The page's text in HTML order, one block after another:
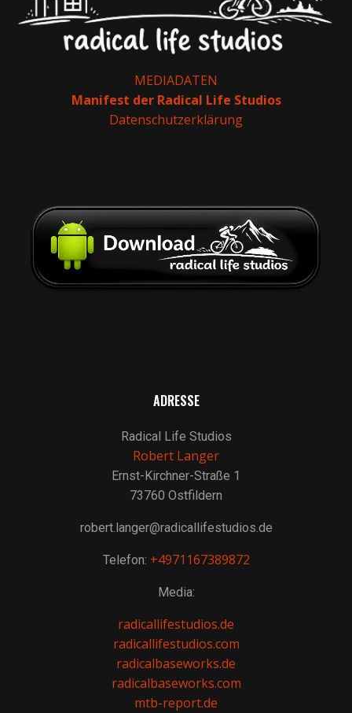
MEDIADATEN
Manifest der Radical Life Studios
Datenschutzerklärung
ADRESSE
Radical Life Studios
Robert Langer
Ernst-Kirchner-Straße 1
73760 Ostfildern
robert.langer@radicallifestudios.de
Telefon: +4971167389872
Media:
radicallifestudios.de
radicallifestudios.com
radicalbaseworks.de
radicalbaseworks.com
mtb-report.de